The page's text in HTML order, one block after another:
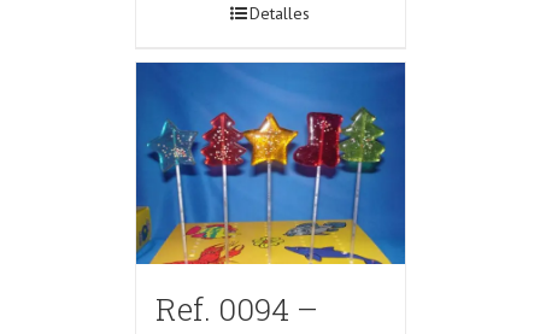
Detalles
Ref. 0094 –